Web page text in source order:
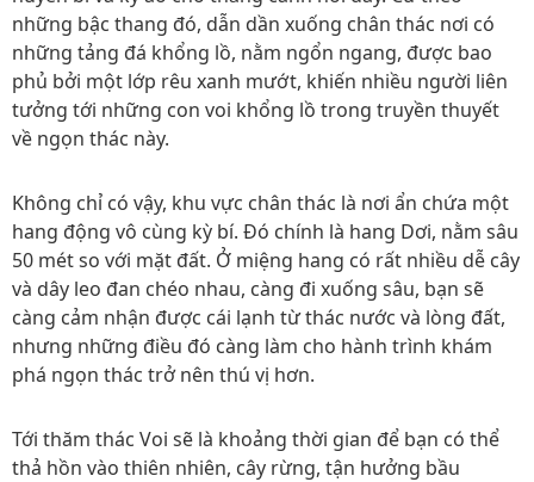
những bậc thang đó, dẫn dần xuống chân thác nơi có
những tảng đá khổng lồ, nằm ngổn ngang, được bao
phủ bởi một lớp rêu xanh mướt, khiến nhiều người liên
tưởng tới những con voi khổng lồ trong truyền thuyết
về ngọn thác này.
Không chỉ có vậy, khu vực chân thác là nơi ẩn chứa một
hang động vô cùng kỳ bí. Đó chính là hang Dơi, nằm sâu
50 mét so với mặt đất. Ở miệng hang có rất nhiều dễ cây
và dây leo đan chéo nhau, càng đi xuống sâu, bạn sẽ
càng cảm nhận được cái lạnh từ thác nước và lòng đất,
nhưng những điều đó càng làm cho hành trình khám
phá ngọn thác trở nên thú vị hơn.
Tới thăm thác Voi sẽ là khoảng thời gian để bạn có thể
thả hồn vào thiên nhiên, cây rừng, tận hưởng bầu